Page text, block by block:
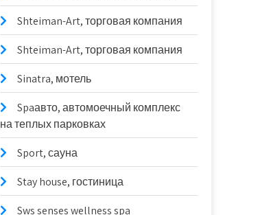
Shteiman-Art, торговая компания
Shteiman-Art, торговая компания
Sinatra, мотель
Spaавто, автомоечный комплекс
на теплых парковках
Sport, сауна
Stay house, гостиница
Sws senses wellness spa